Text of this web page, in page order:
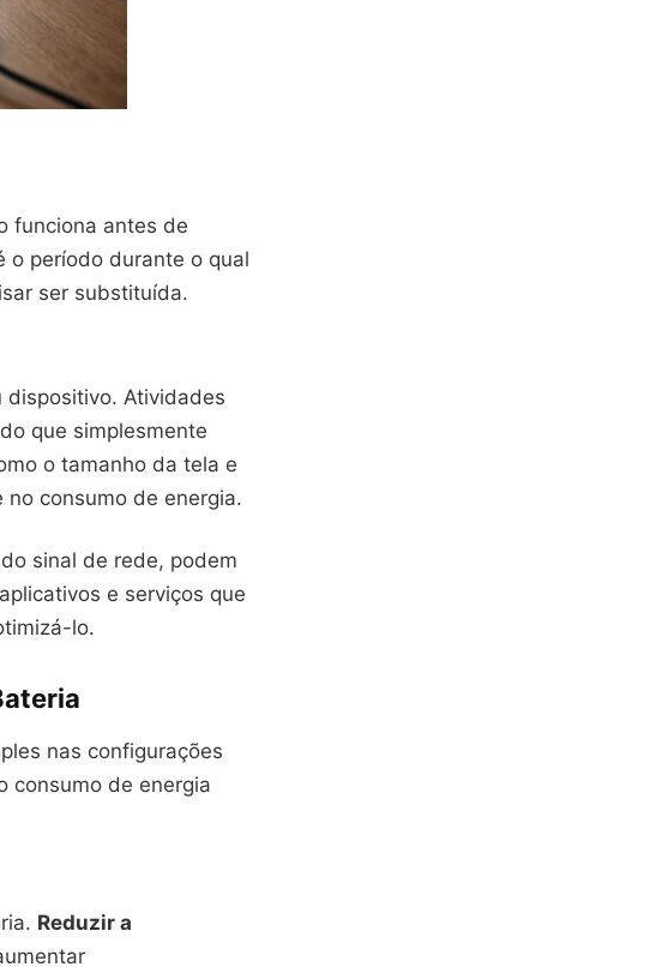
funciona antes de
o período durante o qual
ser substituída.
dispositivo. Atividades
que simplesmente
o tamanho da tela e
consumo de energia.
sinal de rede, podem
e serviços que
lo.
nas configurações
consumo de energia
Reduzir a